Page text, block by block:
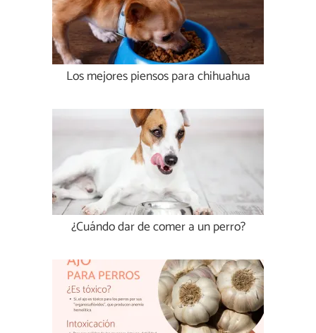
Los mejores piensos para chihuahua
¿Cuándo dar de comer a un perro?